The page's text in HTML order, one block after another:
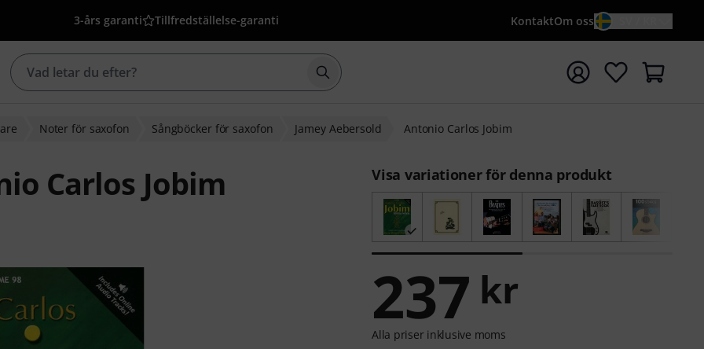
3-års garanti Tillfredställelse-garanti KontaktOm oss
Börja sökningen med söktermen {searchTerm}
Noter för saxofon Sångböcker för saxofon Jamey Aebersold Antonio Carlos Jobim
Carlos Jobim Visa variationer för denna produkt
237 kr
Alla priser inklusive moms